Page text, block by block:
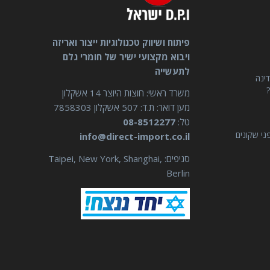
שקונים
פיתוח ושיווק טכנולוגיות ייצור ואריזה
ויבוא מקצועי ישיר של חומרי גלם
לתעשייה
משרד ראשי: חוצות היוצר 14 אשקלון
מען דואר: ת.ד: 507 אשקלון 7858303
טל: 08-8512277
info@direct-import.co.il
סניפים: Taipei, New York, Shanghai,
Berlin